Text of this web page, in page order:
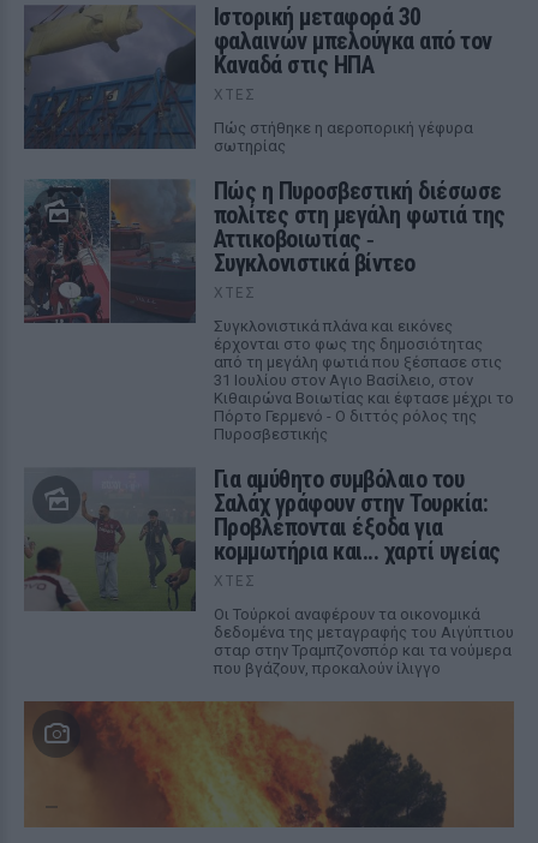
Ιστορική μεταφορά 30
φαλαινών μπελούγκα από τον
Καναδά στις ΗΠΑ
ΧΤΕΣ
Πώς στήθηκε η αεροπορική γέφυρα
σωτηρίας
Πώς η Πυροσβεστική διέσωσε
πολίτες στη μεγάλη φωτιά της
Αττικοβοιωτίας ‑
Συγκλονιστικά βίντεο
ΧΤΕΣ
Συγκλονιστικά πλάνα και εικόνες
έρχονται στο φως της δημοσιότητας
από τη μεγάλη φωτιά που ξέσπασε στις
31 Ιουλίου στον Αγιο Βασίλειο, στον
Κιθαιρώνα Βοιωτίας και έφτασε μέχρι το
Πόρτο Γερμενό - Ο διττός ρόλος της
Πυροσβεστικής
Για αμύθητο συμβόλαιο του
Σαλάχ γράφουν στην Τουρκία:
Προβλέπονται έξοδα για
κομμωτήρια και... χαρτί υγείας
ΧΤΕΣ
Οι Τούρκοί αναφέρουν τα οικονομικά
δεδομένα της μεταγραφής του Αιγύπτιου
σταρ στην Τραμπζονσπόρ και τα νούμερα
που βγάζουν, προκαλούν ίλιγγο